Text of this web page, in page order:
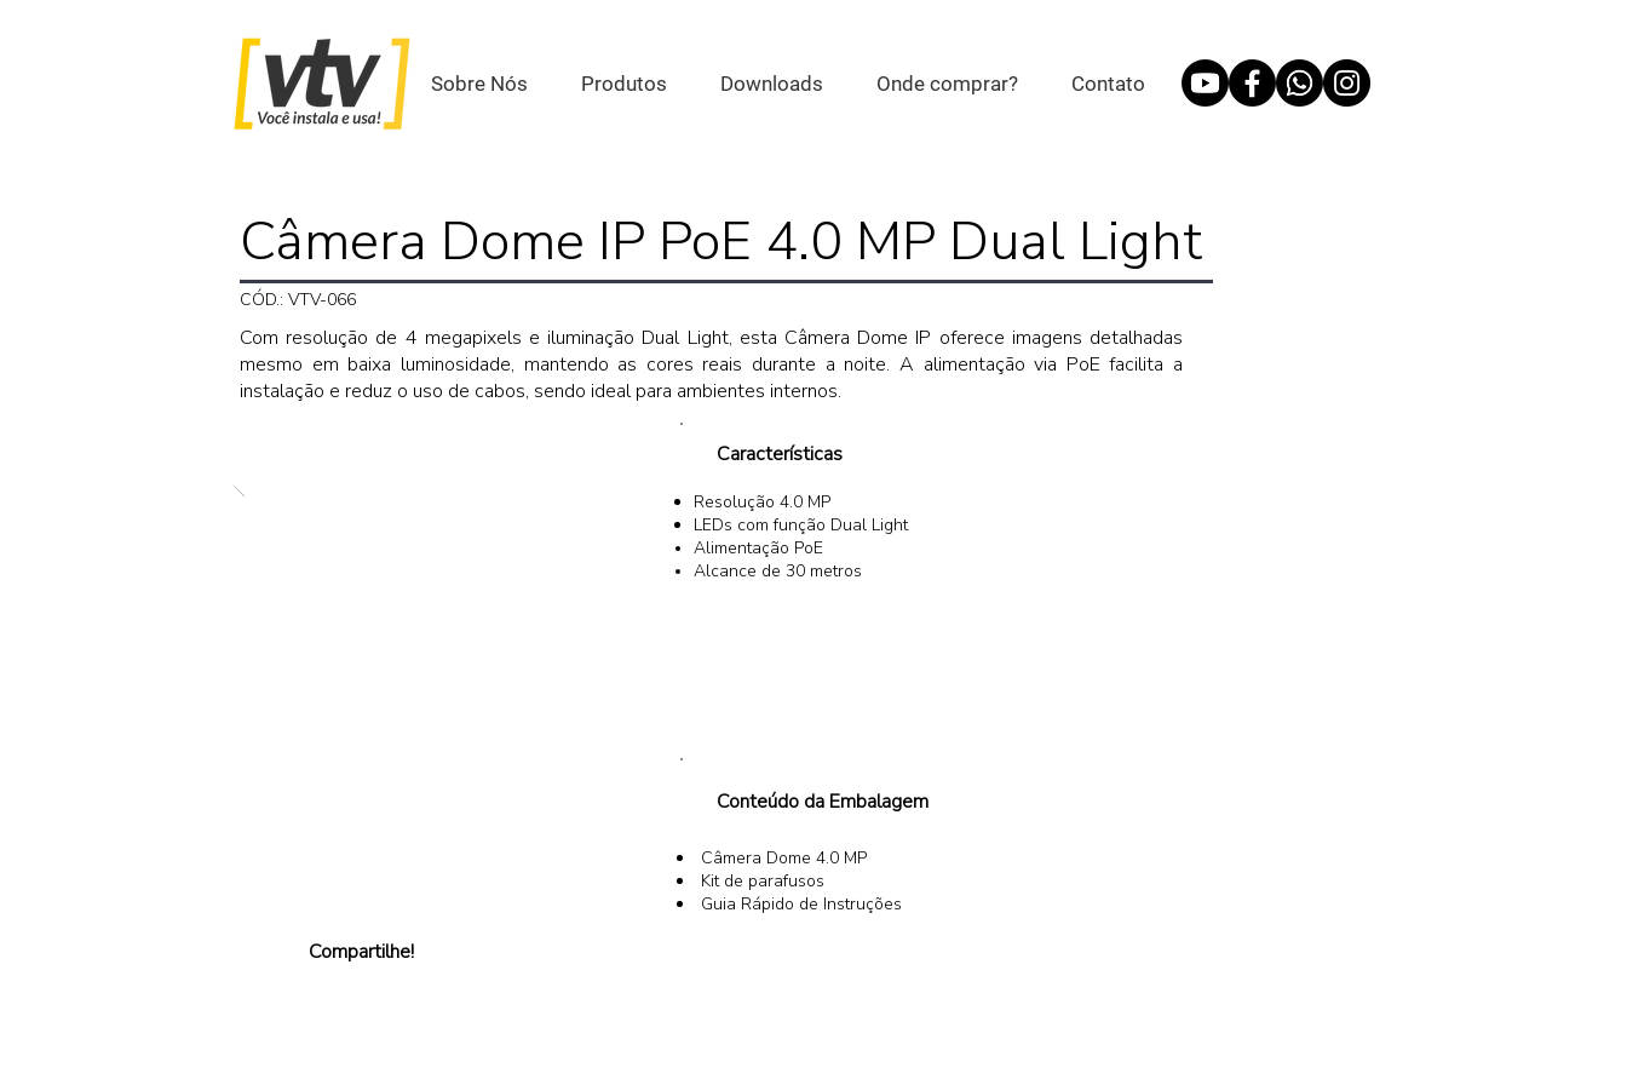
Sobre Nós Produtos Downloads Onde comprar? Contato
Câmera Dome IP PoE 4.0 MP Dual Light
CÓD.: VTV-066
Com resolução de 4 megapixels e iluminação Dual Light, esta Câmera Dome IP oferece imagens detalhadas
mesmo em baixa luminosidade, mantendo as cores reais durante a noite. A alimentação via PoE facilita a
instalação e reduz o uso de cabos, sendo ideal para ambientes internos.
Compartilhe!
Características
Resolução 4.0 MP
LEDs com função Dual Light
Alimentação PoE
Alcance de 30 metros
Conteúdo da Embalagem
Câmera Dome 4.0 MP
Kit de parafusos
Guia Rápido de Instruções